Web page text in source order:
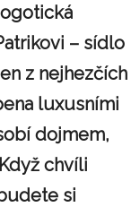
– sídlo
z nejhezčích
luxusními
dojmem,
chvíli
si